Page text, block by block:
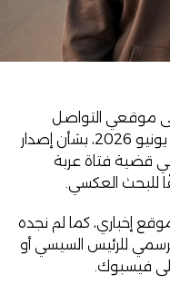
موقعي التواصل
، بتاريخ 20 يونيو 2026، بشأن إصدار
قضية فتاة عربة
للبحث العكسي.
إخباري، كما لم نجده
للرئيس السيسي أو
فيسبوك.